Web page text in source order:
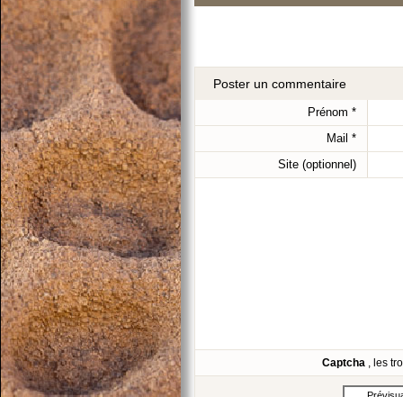
Poster un commentaire
Prénom *
Mail *
Site (optionnel)
Captcha , les